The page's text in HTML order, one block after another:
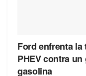
Ford enfrenta
PHEV contra
gasolina